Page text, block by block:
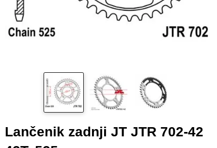
Lančenik zadnji JT JTR 702-42